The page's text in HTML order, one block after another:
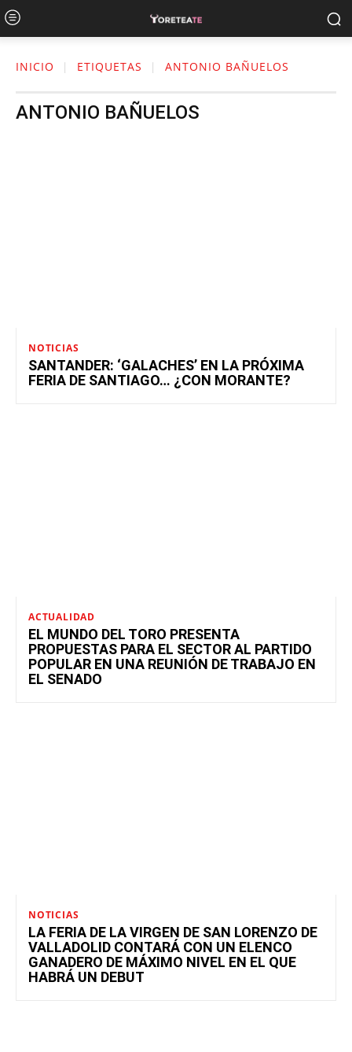
INICIO ETIQUETAS ANTONIO BAÑUELOS
ANTONIO BAÑUELOS
NOTICIAS
SANTANDER: ‘GALACHES’ EN LA PRÓXIMA
FERIA DE SANTIAGO… ¿CON MORANTE?
ACTUALIDAD
EL MUNDO DEL TORO PRESENTA
PROPUESTAS PARA EL SECTOR AL PARTIDO
POPULAR EN UNA REUNIÓN DE TRABAJO EN
EL SENADO
NOTICIAS
LA FERIA DE LA VIRGEN DE SAN LORENZO DE
VALLADOLID CONTARÁ CON UN ELENCO
GANADERO DE MÁXIMO NIVEL EN EL QUE
HABRÁ UN DEBUT